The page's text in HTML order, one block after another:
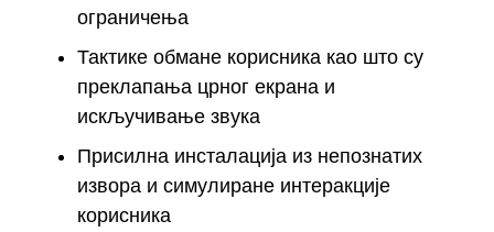
ограничења
Тактике обмане корисника као што су
преклапања црног екрана и
искључивање звука
Присилна инсталација из непознатих
извора и симулиране интеракције
корисника